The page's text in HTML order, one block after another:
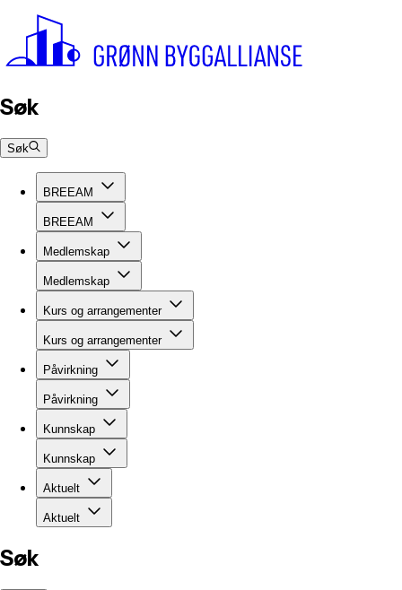
Søk
Søk
BREEAM
BREEAM
Medlemskap
Medlemskap
Kurs og arrangementer
Kurs og arrangementer
Påvirkning
Påvirkning
Kunnskap
Kunnskap
Aktuelt
Aktuelt
Søk